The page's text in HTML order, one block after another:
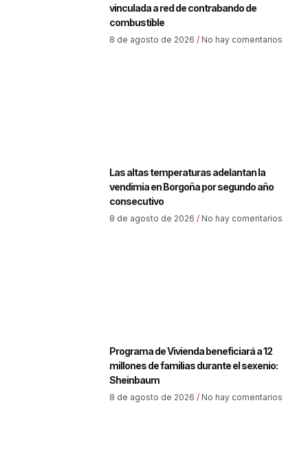
vinculada a red de contrabando de
combustible
8 de agosto de 2026 No hay comentarios
Las altas temperaturas adelantan la
vendimia en Borgoña por segundo año
consecutivo
8 de agosto de 2026 No hay comentarios
Programa de Vivienda beneficiará a 12
millones de familias durante el sexenio:
Sheinbaum
8 de agosto de 2026 No hay comentarios